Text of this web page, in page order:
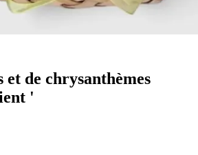
et de chrysanthèmes
'